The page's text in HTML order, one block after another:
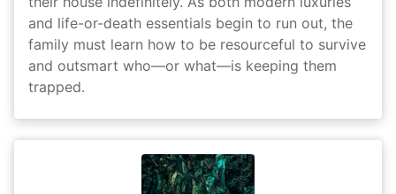
and life-or-death essentials begin to run out, the
family must learn how to be resourceful to survive
and outsmart who—or what—is keeping them
trapped.